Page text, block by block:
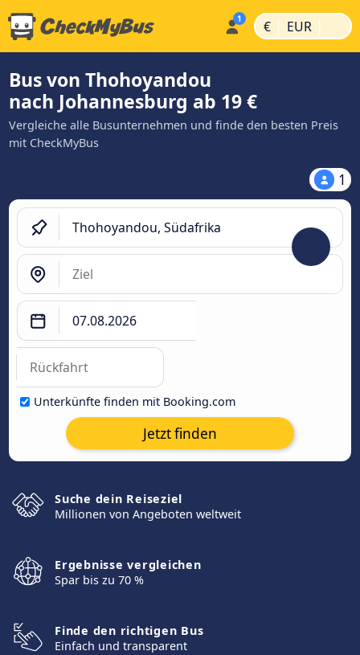
€ | EUR |
Bus von Thohoyandou
nach Johannesburg ab 19 €
Vergleiche alle Busunternehmen und finde den besten Preis
mit CheckMyBus
1
Unterkünfte finden mit Booking.com
Jetzt finden
Suche dein Reiseziel
Millionen von Angeboten weltweit
Ergebnisse vergleichen
Spar bis zu 70 %
Finde den richtigen Bus
Einfach und transparent